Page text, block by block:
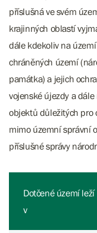
příslušná ve svém
krajinných oblastí
dále kdekoliv na
chráněných území
památka) a jejich
vojenské újezdy a
objektů důležitých pro
mimo územní správní
příslušné správy
Dotčené území leží
v